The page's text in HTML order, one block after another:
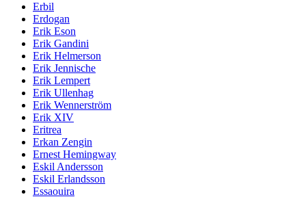
Erbil
Erdogan
Erik Eson
Erik Gandini
Erik Helmerson
Erik Jennische
Erik Lempert
Erik Ullenhag
Erik Wennerström
Erik XIV
Eritrea
Erkan Zengin
Ernest Hemingway
Eskil Andersson
Eskil Erlandsson
Essaouira